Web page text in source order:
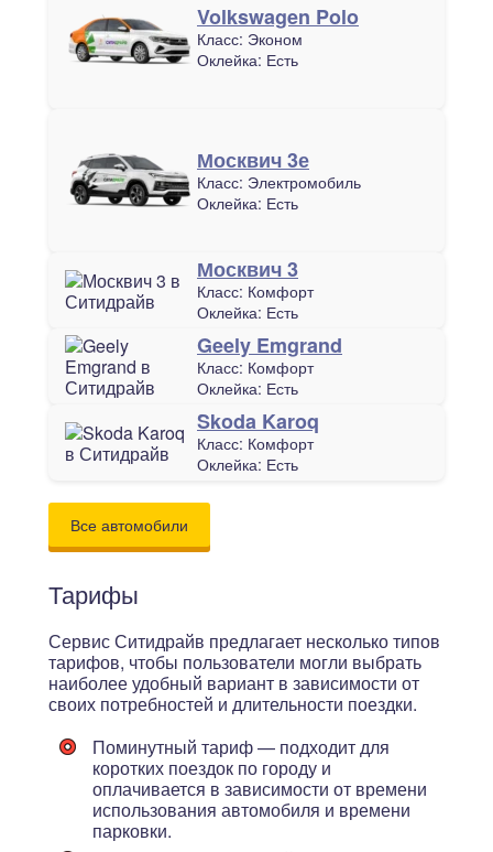
Volkswagen Polo
Класс: Эконом
Оклейка: Есть
Москвич 3е
Класс: Электромобиль
Оклейка: Есть
Москвич 3
Класс: Комфорт
Оклейка: Есть
Geely Emgrand
Класс: Комфорт
Оклейка: Есть
Skoda Karoq
Класс: Комфорт
Оклейка: Есть
Все автомобили
Тарифы
Сервис Ситидрайв предлагает несколько типов
тарифов, чтобы пользователи могли выбрать
наиболее удобный вариант в зависимости от
своих потребностей и длительности поездки.
Поминутный тариф — подходит для
коротких поездок по городу и
оплачивается в зависимости от времени
использования автомобиля и времени
парковки.